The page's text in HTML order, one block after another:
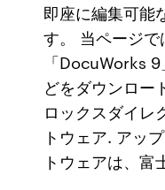
即座に編集可能
す。 当ページ
「DocuWorks
どをダウンロー
ロックスダイレ
トウェア. アッ
トウェアは、富